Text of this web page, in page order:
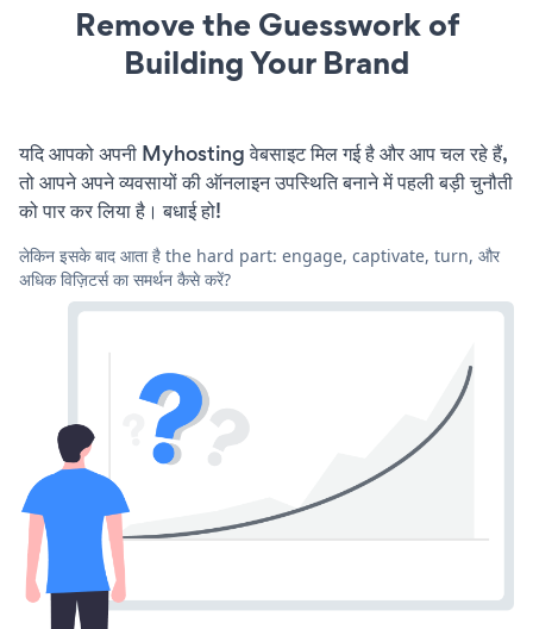
Remove the Guesswork of
Building Your Brand
यदि आपको अपनी Myhosting वेबसाइट मिल गई है और आप चल रहे हैं,
तो आपने अपने व्यवसायों की ऑनलाइन उपस्थिति बनाने में पहली बड़ी चुनौती
को पार कर लिया है। बधाई हो!
लेकिन इसके बाद आता है the hard part: engage, captivate, turn, और
अधिक विज़िटर्स का समर्थन कैसे करें?